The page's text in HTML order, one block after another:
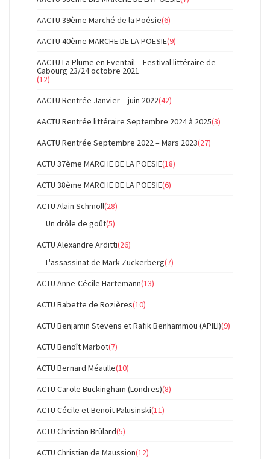
AACTU 39ème Marché de la Poésie(6)
AACTU 40ème MARCHE DE LA POESIE(9)
AACTU La Plume en Eventail – Festival littéraire de
Cabourg 23/24 octobre 2021
(12)
AACTU Rentrée Janvier – juin 2022(42)
AACTU Rentrée littéraire Septembre 2024 à 2025(3)
AACTU Rentrée Septembre 2022 – Mars 2023(27)
ACTU 37ème MARCHE DE LA POESIE(18)
ACTU 38ème MARCHE DE LA POESIE(6)
ACTU Alain Schmoll(28)
Un drôle de goût(5)
ACTU Alexandre Arditti(26)
L'assassinat de Mark Zuckerberg(7)
ACTU Anne-Cécile Hartemann(13)
ACTU Babette de Rozières(10)
ACTU Benjamin Stevens et Rafik Benhammou (APILI)(9)
ACTU Benoît Marbot(7)
ACTU Bernard Méaulle(10)
ACTU Carole Buckingham (Londres)(8)
ACTU Cécile et Benoit Palusinski(11)
ACTU Christian Brûlard(5)
ACTU Christian de Maussion(12)